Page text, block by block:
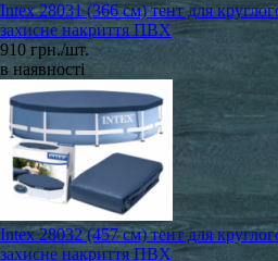
Intex 28031 (366 см) тент для
захисне накриття ПВХ
910 грн./шт.
в наявності
Intex 28032 (457 см) тент для
захисне накриття ПВХ